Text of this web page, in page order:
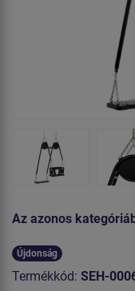
Az azonos
Újdonság
Termékkód: SEH-